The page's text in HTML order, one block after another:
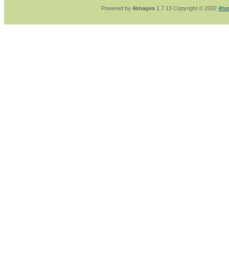
jan-lukas:geschrieben am: 8. 5. 2026 -
Powered by 4images1.7.13 Copyright © 2002